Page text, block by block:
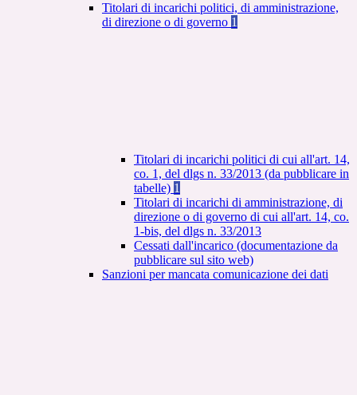
Titolari di incarichi politici, di amministrazione,
di direzione o di governo 1
Titolari di incarichi politici di cui all'art. 14,
co. 1, del dlgs n. 33/2013 (da pubblicare in
tabelle) 1
Titolari di incarichi di amministrazione, di
direzione o di governo di cui all'art. 14, co.
1-bis, del dlgs n. 33/2013
Cessati dall'incarico (documentazione da
pubblicare sul sito web)
Sanzioni per mancata comunicazione dei dati